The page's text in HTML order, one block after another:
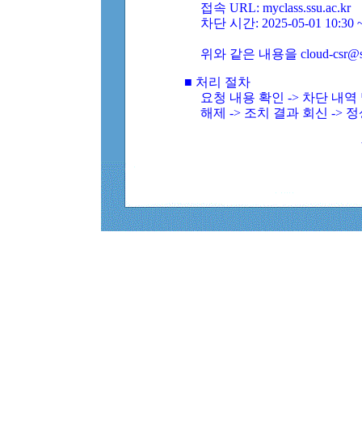
접속 URL: myclass.ssu.ac.kr
차단 시간: 2025-05-01 10:30
위와 같은 내용을 cloud-
■ 처리 절차
요청 내용 확인 -> 차단 내
해제 -> 조치 결과 회신 ->